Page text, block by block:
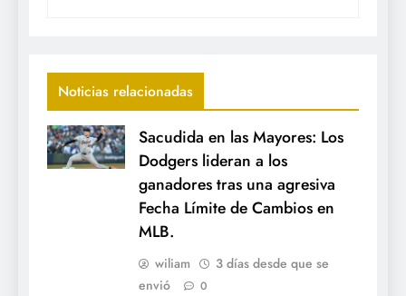
Noticias relacionadas
Sacudida en las Mayores: Los
Dodgers lideran a los
ganadores tras una agresiva
Fecha Límite de Cambios en
MLB.
wiliam
3 días desde que se
envió
0